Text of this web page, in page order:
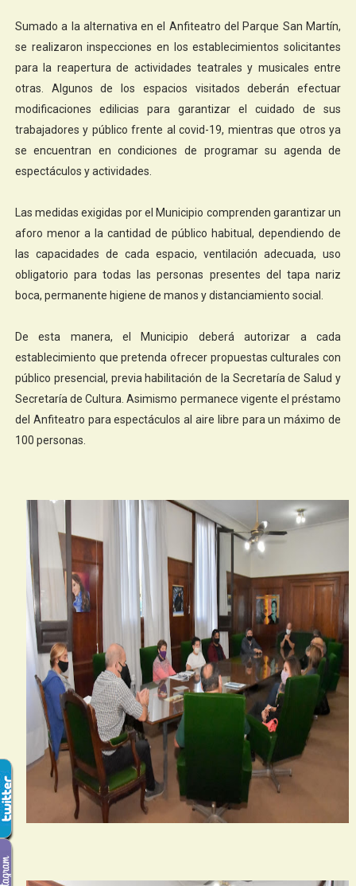
Sumado a la alternativa en el Anfiteatro del Parque San Martín,
se realizaron inspecciones en los establecimientos solicitantes
para la reapertura de actividades teatrales y musicales entre
otras. Algunos de los espacios visitados deberán efectuar
modificaciones edilicias para garantizar el cuidado de sus
trabajadores y público frente al covid-19, mientras que otros ya
se encuentran en condiciones de programar su agenda de
espectáculos y actividades.
Las medidas exigidas por el Municipio comprenden garantizar un
aforo menor a la cantidad de público habitual, dependiendo de
las capacidades de cada espacio, ventilación adecuada, uso
obligatorio para todas las personas presentes del tapa nariz
boca, permanente higiene de manos y distanciamiento social.
De esta manera, el Municipio deberá autorizar a cada
establecimiento que pretenda ofrecer propuestas culturales con
público presencial, previa habilitación de la Secretaría de Salud y
Secretaría de Cultura. Asimismo permanece vigente el préstamo
del Anfiteatro para espectáculos al aire libre para un máximo de
100 personas.